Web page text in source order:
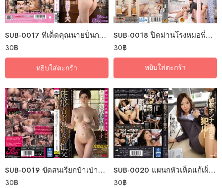
SUB-0017 ทีเด็ดคุณนายปั่นกระจายคนสู้ชีวิต
30฿
หยิบใส่ตะกร้า
SUB-0018 ปิดม่านโรงหมอพี่ขอไอซีเย
30฿
หยิบใส่ตะกร้า
SUB-0019 ขัดสนเรียกป๋าเป่าคาถาสายซัพพอร์ท
30฿
SUB-0020 แผนกหัวเห็ดแก้เผ็ดผู้จัดการโหด
30฿